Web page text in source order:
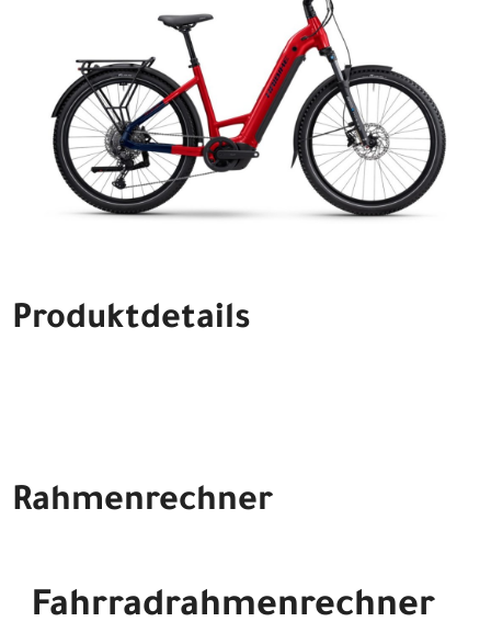
Produktdetails
Rahmenrechner
Fahrradrahmenrechner